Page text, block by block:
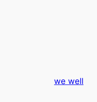
we well